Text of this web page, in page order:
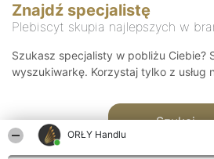
ORŁY Handlu
Znajdź specjalistę
Plebiscyt skupia najlepszych w
Szukasz specjalisty w pobliżu Ciebie?
wyszukiwarkę. Korzystaj tylko z usług
Szukaj